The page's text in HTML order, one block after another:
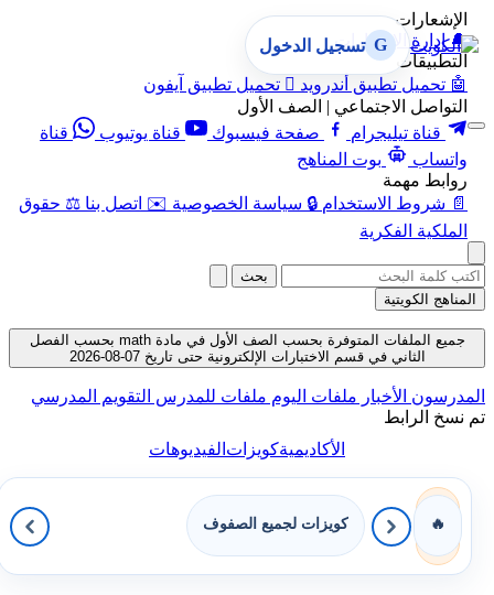
الإشعارات
🔔 إدارة الإشعارات
التطبيقات
🤖 تحميل تطبيق أندرويد  تحميل تطبيق آيفون
التواصل الاجتماعي | الصف الأول
قناة تيليجرام
صفحة فيسبوك قناة يوتيوب
قناة
واتساب
بوت المناهج
روابط مهمة
📄 شروط الاستخدام 🔒 سياسة الخصوصية ✉️ اتصل بنا ⚖️ حقوق
الملكية الفكرية
G تسجيل الدخول
بحث
المناهج الكويتية
جميع الملفات المتوفرة بحسب الصف الأول في مادة math بحسب الفصل
الثاني في قسم الاختبارات الإلكترونية حتى تاريخ 07-08-2026
المدرسون الأخبار ملفات اليوم ملفات للمدرس التقويم المدرسي
تم نسخ الرابط
الأكاديميةكويزاتالفيديوهات
🔥 كويزات لجميع الصفوف